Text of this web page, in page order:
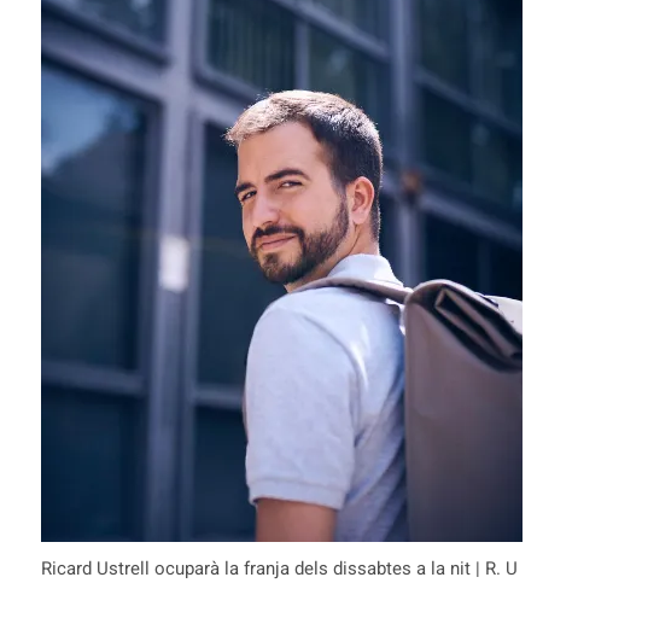
Ricard Ustrell ocuparà la franja dels dissabtes a la nit | R. U